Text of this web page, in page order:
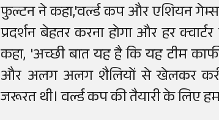
फुल्टन ने कहा,'वर्ल्ड कप और एशियन
प्रदर्शन बेहतर करना होगा और हर
कहा, 'अच्छी बात यह है कि यह टीम
और अलग अलग शैलियों से खेलकर
जरूरत थी। वर्ल्ड कप की तैयारी के लिए